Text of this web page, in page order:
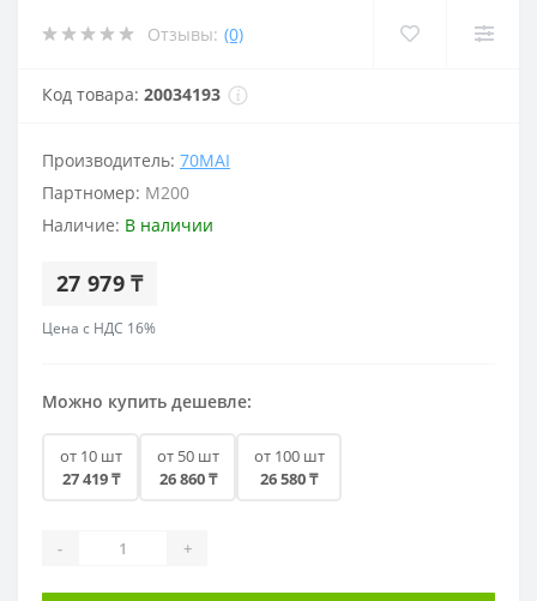
Отзывы: (0)
Код товара: 20034193
Производитель: 70MAI
Партномер: M200
Наличие: В наличии
27 979 ₸
Цена с НДС 16%
Можно купить дешевле:
от 10 шт
27 419 ₸
от 50 шт
26 860 ₸
от 100 шт
26 580 ₸
- +